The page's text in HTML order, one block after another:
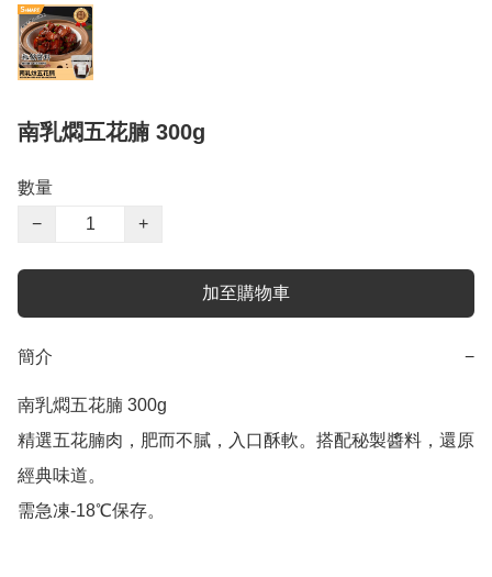
南乳燜五花腩 300g
數量
−
+
加至購物車
簡介 −
南乳燜五花腩 300g
精選五花腩肉，肥而不膩，入口酥軟。搭配秘製醬料，還原
經典味道。
需急凍-18℃保存。